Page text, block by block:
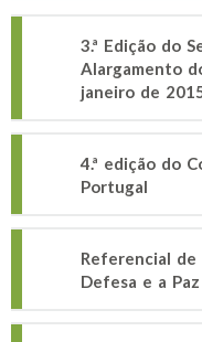
3.ª Edição do
Alargamento
janeiro de
4.ª edição do
Portugal
Referencial de
Defesa e a Paz